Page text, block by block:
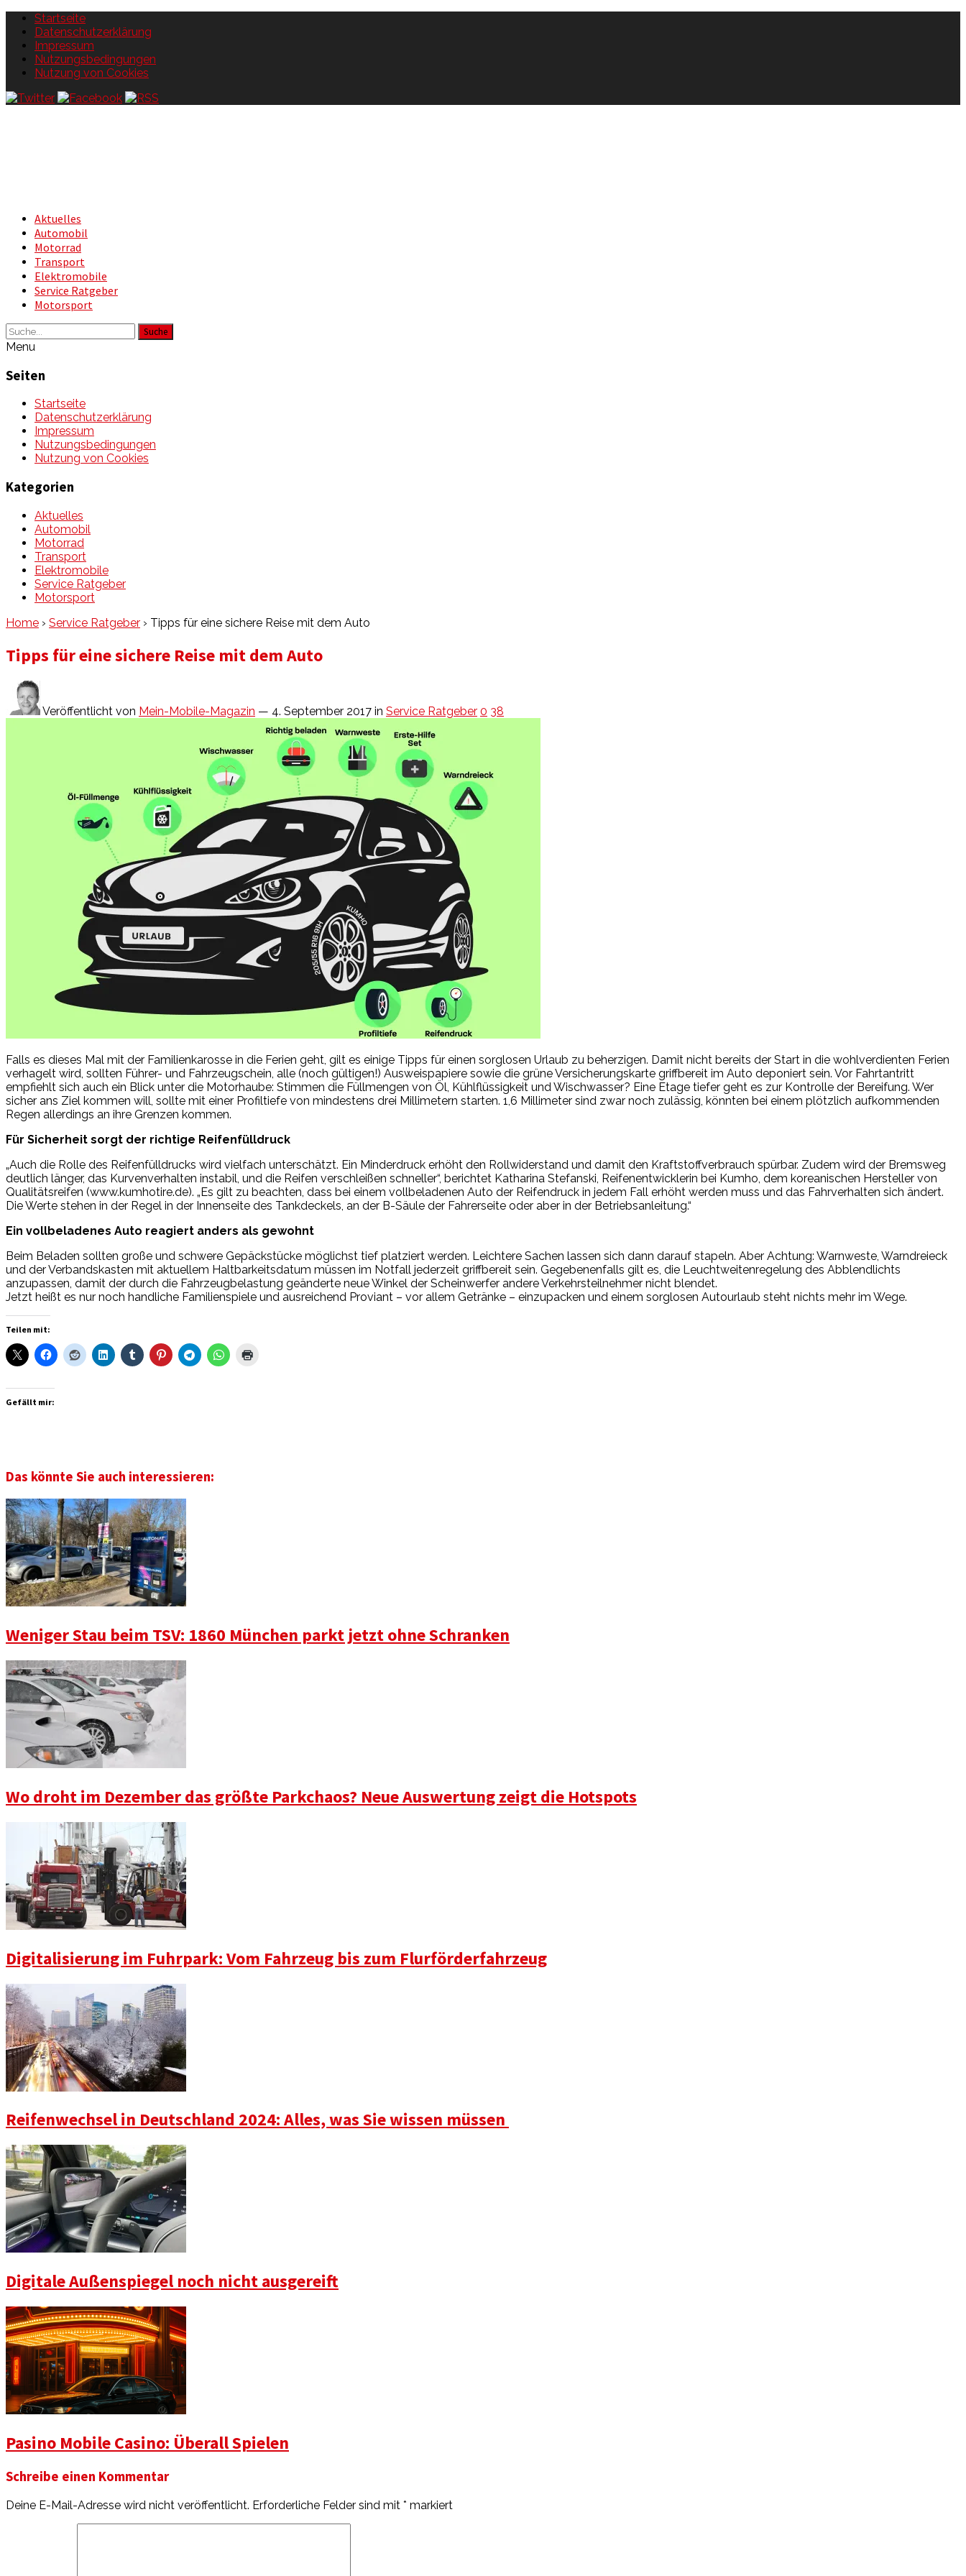
Startseite
Datenschutzerklärung
Impressum
Nutzungsbedingungen
Nutzung von Cookies
Aktuelles
Automobil
Motorrad
Transport
Elektromobile
Service Ratgeber
Motorsport
Suche
Menu
Seiten
Startseite
Datenschutzerklärung
Impressum
Nutzungsbedingungen
Nutzung von Cookies
Kategorien
Aktuelles
Automobil
Motorrad
Transport
Elektromobile
Service Ratgeber
Motorsport
Home › Service Ratgeber › Tipps für eine sichere Reise mit dem Auto
Tipps für eine sichere Reise mit dem Auto
Veröffentlicht von Mein-Mobile-Magazin — 4. September 2017 in Service Ratgeber 0 38
Falls es dieses Mal mit der Familienkarosse in die Ferien geht, gilt es einige Tipps für einen sorglosen Urlaub zu beherzigen. Damit nicht bereits der Start in die wohlverdienten Ferien
verhagelt wird, sollten Führer- und Fahrzeugschein, alle (noch gültigen!) Ausweispapiere sowie die grüne Versicherungskarte griffbereit im Auto deponiert sein. Vor Fahrtantritt
empfiehlt sich auch ein Blick unter die Motorhaube: Stimmen die Füllmengen von Öl, Kühlflüssigkeit und Wischwasser? Eine Etage tiefer geht es zur Kontrolle der Bereifung. Wer
sicher ans Ziel kommen will, sollte mit einer Profiltiefe von mindestens drei Millimetern starten. 1,6 Millimeter sind zwar noch zulässig, könnten bei einem plötzlich aufkommenden
Regen allerdings an ihre Grenzen kommen.
Für Sicherheit sorgt der richtige Reifenfülldruck
„Auch die Rolle des Reifenfülldrucks wird vielfach unterschätzt. Ein Minderdruck erhöht den Rollwiderstand und damit den Kraftstoffverbrauch spürbar. Zudem wird der Bremsweg
deutlich länger, das Kurvenverhalten instabil, und die Reifen verschleißen schneller“, berichtet Katharina Stefanski, Reifenentwicklerin bei Kumho, dem koreanischen Hersteller von
Qualitätsreifen (www.kumhotire.de). „Es gilt zu beachten, dass bei einem vollbeladenen Auto der Reifendruck in jedem Fall erhöht werden muss und das Fahrverhalten sich ändert.
Die Werte stehen in der Regel in der Innenseite des Tankdeckels, an der B-Säule der Fahrerseite oder aber in der Betriebsanleitung.“
Ein vollbeladenes Auto reagiert anders als gewohnt
Beim Beladen sollten große und schwere Gepäckstücke möglichst tief platziert werden. Leichtere Sachen lassen sich dann darauf stapeln. Aber Achtung: Warnweste, Warndreieck
und der Verbandskasten mit aktuellem Haltbarkeitsdatum müssen im Notfall jederzeit griffbereit sein. Gegebenenfalls gilt es, die Leuchtweitenregelung des Abblendlichts
anzupassen, damit der durch die Fahrzeugbelastung geänderte neue Winkel der Scheinwerfer andere Verkehrsteilnehmer nicht blendet.
Jetzt heißt es nur noch handliche Familienspiele und ausreichend Proviant – vor allem Getränke – einzupacken und einem sorglosen Autourlaub steht nichts mehr im Wege.
Teilen mit:
Gefällt mir:
Das könnte Sie auch interessieren:
Weniger Stau beim TSV: 1860 München parkt jetzt ohne Schranken
Wo droht im Dezember das größte Parkchaos? Neue Auswertung zeigt die Hotspots
Digitalisierung im Fuhrpark: Vom Fahrzeug bis zum Flurförderfahrzeug
Reifenwechsel in Deutschland 2024: Alles, was Sie wissen müssen
Digitale Außenspiegel noch nicht ausgereift
Pasino Mobile Casino: Überall Spielen
Schreibe einen Kommentar
Deine E-Mail-Adresse wird nicht veröffentlicht. Erforderliche Felder sind mit * markiert